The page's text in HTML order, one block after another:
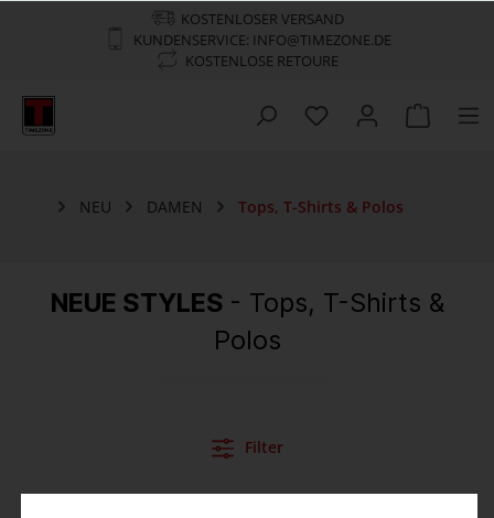
KOSTENLOSER VERSAND
KUNDENSERVICE: INFO@TIMEZONE.DE
KOSTENLOSE RETOURE
NEU DAMEN Tops, T-Shirts & Polos
NEUE STYLES - Tops, T-Shirts &
Polos
Filter